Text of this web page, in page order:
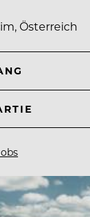
Österreich